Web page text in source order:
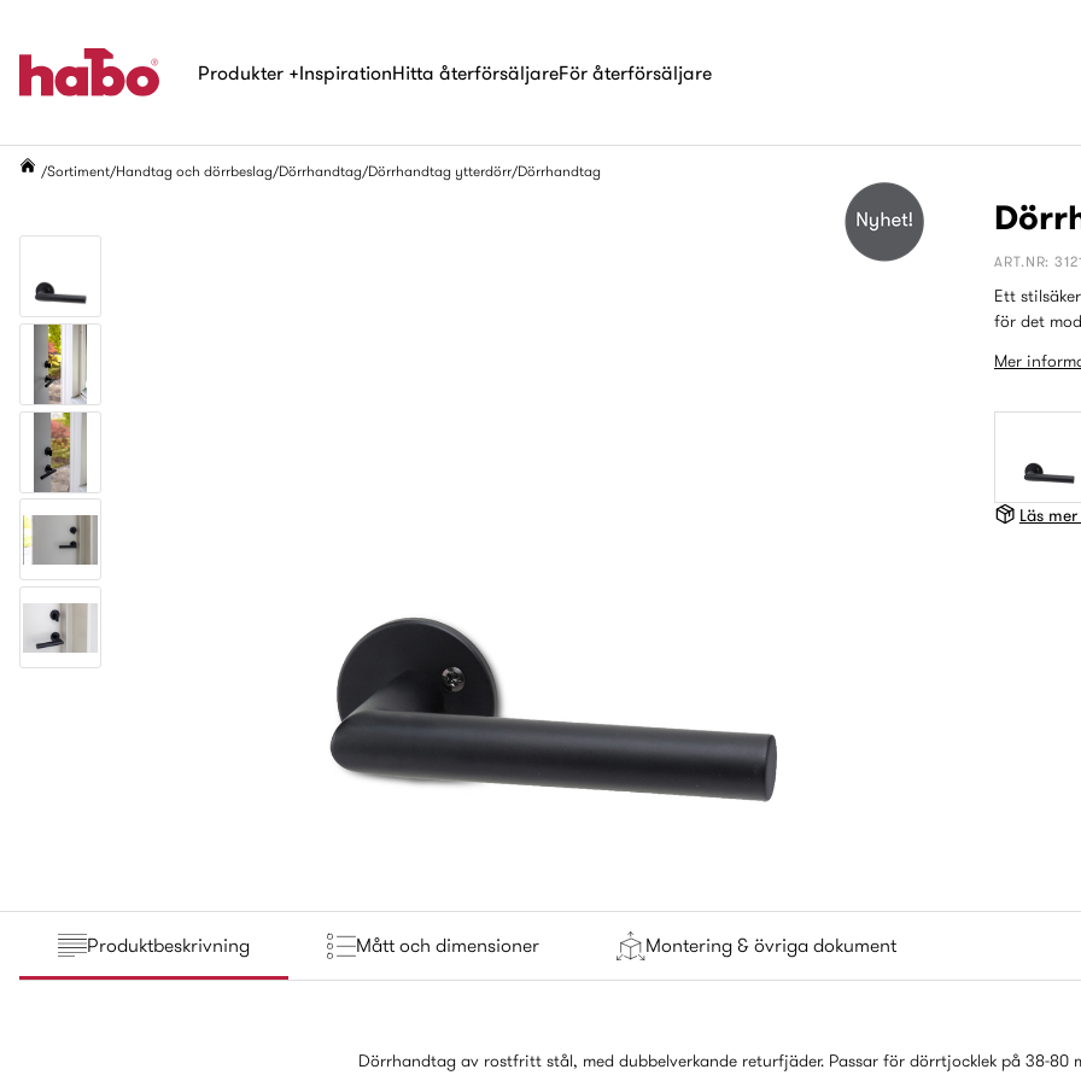
Produkter +InspirationHitta återförsäljareFör återförsäljare
Sortiment Handtag och dörrbeslag Dörrhandtag Dörrhandtag ytterdörr Dörrhandtag
ART.NR:
Ett
för det
Mer
Läs
Produktbeskrivning Mått och dimensioner Montering & övriga dokument
Dörrhandtag av rostfritt stål, med dubbelverkande returfjäder. Passar för dörrtjocklek på 38-80